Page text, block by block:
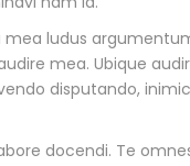
ludus
mea. Ubique
disputando,
docendi. Te